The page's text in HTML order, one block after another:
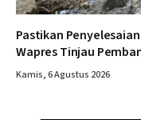
Pastikan
Wapres Tinjau
Kamis, 6 Agustus 2026